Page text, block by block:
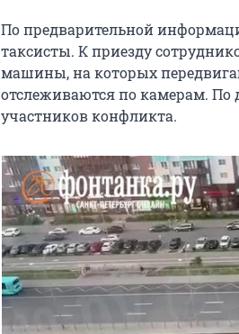
По предварительной
таксисты. К приезду
машины, на которых
отслеживаются по камерам.
участников конфликта.